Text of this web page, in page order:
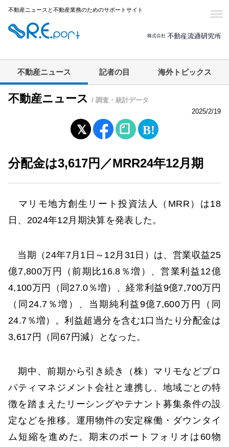
不動産ニュースと不動産業務のためのサポートサイト
不動産ニュース 記者の目 海外トピックス
不動産ニュース / 調査・統計データ
2025/2/19
分配金は3,617円／MRR24年12月期
マリモ地方創生リート投資法人（MRR）は18
日、2024年12月期決算を発表した。
当期（24年7月1日～12月31日）は、営業収益25
億7,800万円（前期比16.8％増）、営業利益12億
4,100万円（同27.0％増）、経常利益9億7,700万円
（同24.7％増）、当期純利益9億7,600万円（同
24.7％増）。利益超過分を含む1口当たり分配金は
3,617円（同67円減）となった。
期中、前期から引き続き（株）マリモなどプロ
パティマネジメント会社と連携し、地域ごとの特
徴を踏まえたリーシングやテナント募集条件の設
定などを推移。運用物件の安定稼働・ダウンタイ
ム短縮を進めた。期末のポートフォリオは60物